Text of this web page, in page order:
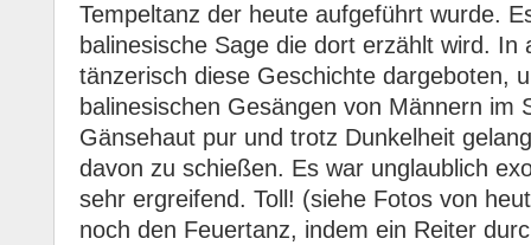
Tempeltanz der heute aufgeführt wurde.
balinesische Sage die dort erzählt wird. In
tänzerisch diese Geschichte dargeboten,
balinesischen Gesängen von Männern im
Gänsehaut pur und trotz Dunkelheit
davon zu schießen. Es war unglaublich
sehr ergreifend. Toll! (siehe Fotos von
noch den Feuertanz, indem ein Reiter